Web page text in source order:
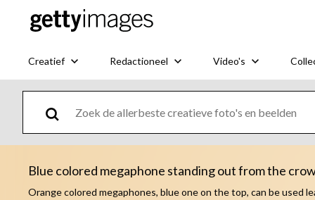
Creatief Redactioneel Video's
Blue colored megaphone standing out from the
Orange colored megaphones, blue one on the top, can be used